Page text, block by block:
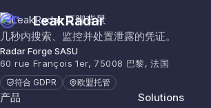
LeakRadar
几秒内搜索、监控并处置泄露的凭证。
Radar Forge SASU
60 rue François 1er, 75008 巴黎, 法国
符合 GDPR 欧盟托管
产品 Solutions